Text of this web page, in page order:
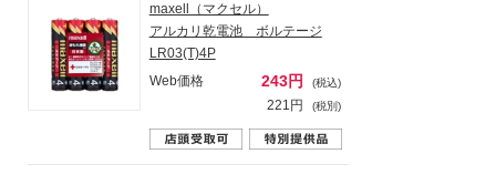
maxell（マクセル）
アルカリ乾電池 ボルテージ
LR03(T)4P
Web価格
243円 (税込)
221円 (税別)